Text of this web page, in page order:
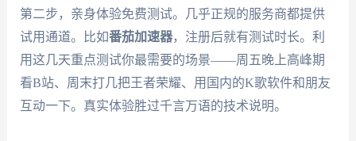
第二步，亲身体验免费测试。几乎正规的服务商都提供
试用通道。比如番茄加速器，注册后就有测试时长。利
用这几天重点测试你最需要的场景——周五晚上高峰期
看B站、周末打几把王者荣耀、用国内的K歌软件和朋友
互动一下。真实体验胜过千言万语的技术说明。